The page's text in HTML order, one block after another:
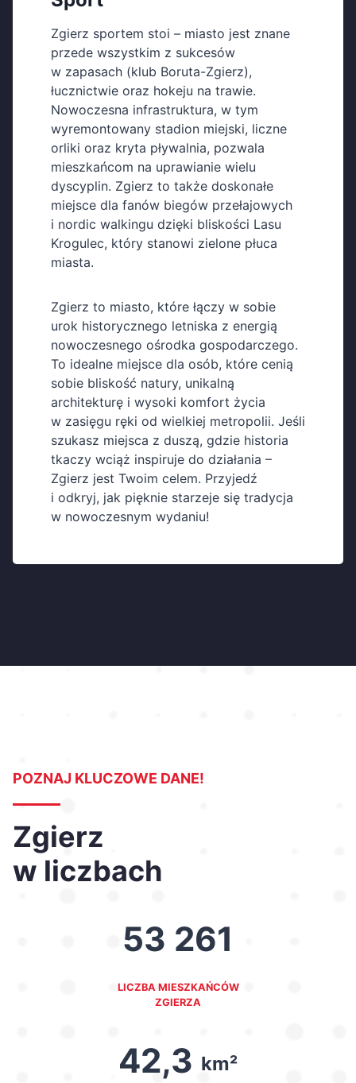
Zgierz sportem stoi – miasto jest znane
przede wszystkim z sukcesów
w zapasach (klub Boruta-Zgierz),
łucznictwie oraz hokeju na trawie.
Nowoczesna infrastruktura, w tym
wyremontowany stadion miejski, liczne
orliki oraz kryta pływalnia, pozwala
mieszkańcom na uprawianie wielu
dyscyplin. Zgierz to także doskonałe
miejsce dla fanów biegów przełajowych
i nordic walkingu dzięki bliskości Lasu
Krogulec, który stanowi zielone płuca
miasta.
Zgierz to miasto, które łączy w sobie
urok historycznego letniska z energią
nowoczesnego ośrodka gospodarczego.
To idealne miejsce dla osób, które cenią
sobie bliskość natury, unikalną
architekturę i wysoki komfort życia
w zasięgu ręki od wielkiej metropolii. Jeśli
szukasz miejsca z duszą, gdzie historia
tkaczy wciąż inspiruje do działania –
Zgierz jest Twoim celem. Przyjedź
i odkryj, jak pięknie starzeje się tradycja
w nowoczesnym wydaniu!
POZNAJ KLUCZOWE DANE!
Zgierz
w liczbach
53 261
LICZBA MIESZKAŃCÓW
ZGIERZA
42,3 km²